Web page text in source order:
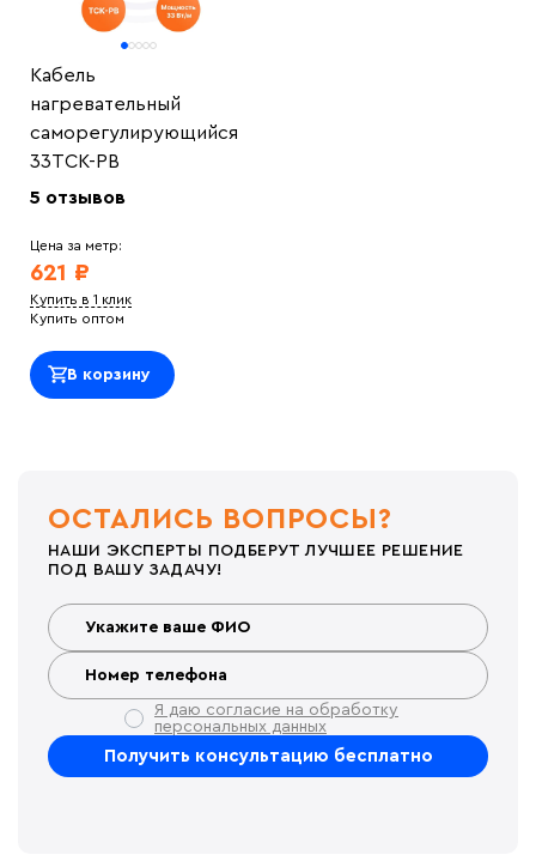
Кабель
нагревательный
саморегулирующийся
33ТСК-РВ
5 отзывов
Цена за метр:
621 ₽
Купить в 1 клик
Купить оптом
В корзину
ОСТАЛИСЬ ВОПРОСЫ?
НАШИ ЭКСПЕРТЫ ПОДБЕРУТ ЛУЧШЕЕ РЕШЕНИЕ
ПОД ВАШУ ЗАДАЧУ!
Я даю согласие на обработку
персональных данных